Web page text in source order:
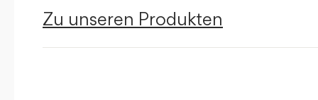
Zu unseren Produkten